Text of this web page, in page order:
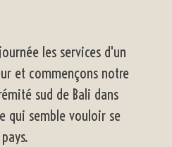
les services d'un
et commençons notre
sud de Bali dans
qui semble vouloir se